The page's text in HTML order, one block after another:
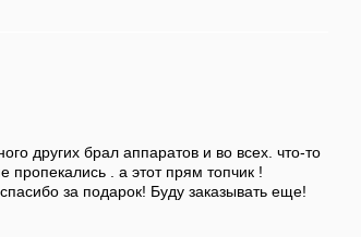
других брал аппаратов и во всех. что-то
пропекались . а этот прям топчик !
за подарок! Буду заказывать еще!